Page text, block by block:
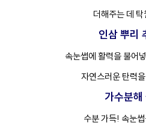
더해주는 데 탁
인삼 뿌리
속눈썹에 활력을 불어
자연스러운 탄력
가수분해
수분 가득! 속눈